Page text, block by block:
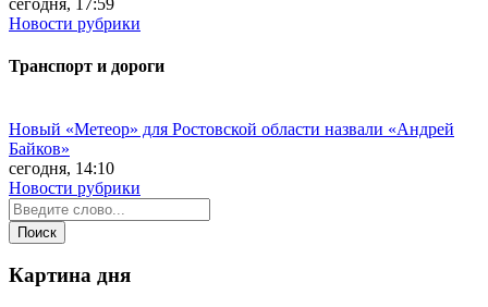
сегодня, 17:59
Новости рубрики
Транспорт и дороги
Новый «Метеор» для Ростовской области назвали «Андрей
Байков»
сегодня, 14:10
Новости рубрики
Картина дня